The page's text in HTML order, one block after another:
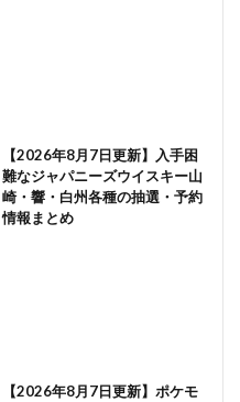
【2026年8月7日更新】入手困
難なジャパニーズウイスキー山
崎・響・白州各種の抽選・予約
情報まとめ
【2026年8月7日更新】ポケモ